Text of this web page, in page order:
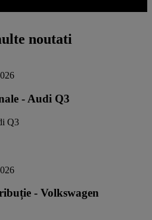
noutati
- Audi Q3
Q3
- Volkswagen